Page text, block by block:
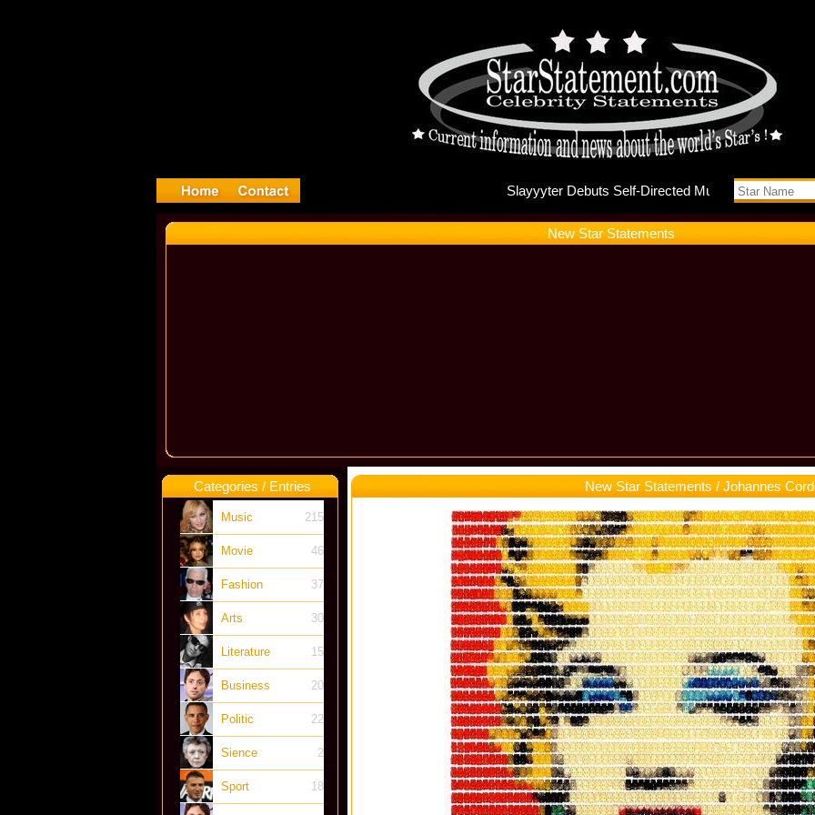
New Star Statements
Categories / Entries
Music 215
Movie 46
Fashion 37
Arts 30
Literature 15
Business 20
Politic 22
Sience 2
Sport 18
New Star Statements / Johannes